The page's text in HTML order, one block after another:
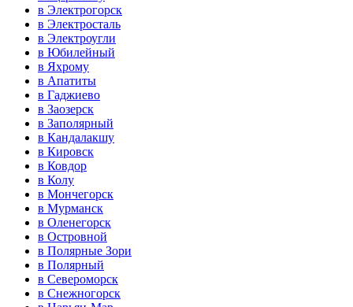
в Электрогорск
в Электросталь
в Электроугли
в Юбилейный
в Яхрому
в Апатиты
в Гаджиево
в Заозерск
в Заполярный
в Кандалакшу
в Кировск
в Ковдор
в Колу
в Мончегорск
в Мурманск
в Оленегорск
в Островной
в Полярные Зори
в Полярный
в Североморск
в Снежногорск